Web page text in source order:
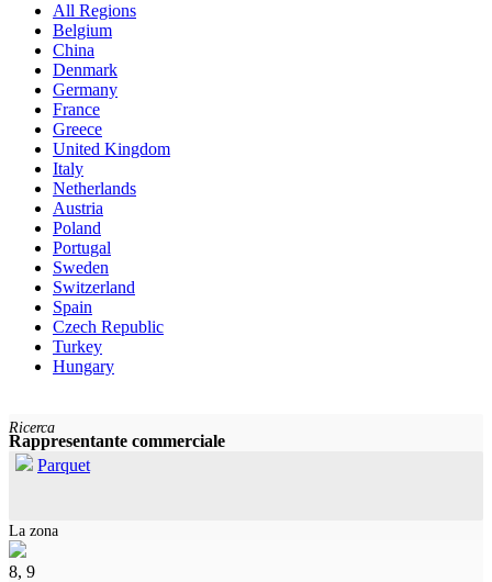
All Regions
Belgium
China
Denmark
Germany
France
Greece
United Kingdom
Italy
Netherlands
Austria
Poland
Portugal
Sweden
Switzerland
Spain
Czech Republic
Turkey
Hungary
Ricerca
Rappresentante commerciale
Parquet
La zona
8, 9